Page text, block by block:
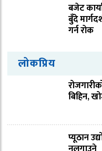
बजेट
बुँदे
गर्न रोक
लोकप्रिय
बिहिन,
प्यूठान